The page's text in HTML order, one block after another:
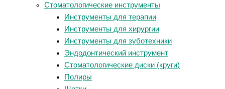
Стоматологические инструменты
Инструменты для терапии
Инструменты для хирургии
Инструменты для зуботехники
Эндодонтический инструмент
Стоматологические диски (круги)
Полиры